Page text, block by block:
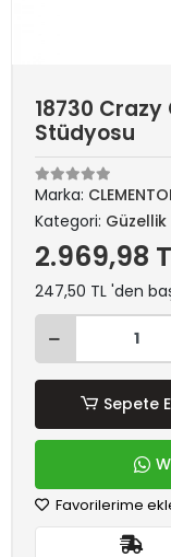
18730 Crazy
Stüdyosu
Marka:
Kategori:
2.969,98
247,50 TL 'den
Sepete
Favorilerime